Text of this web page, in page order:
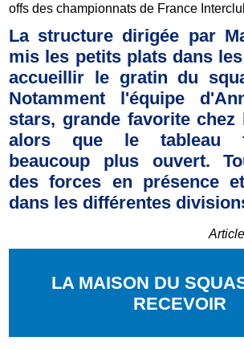
offs des championnats de France
La structure dirigée par
mis les petits plats dans
accueillir le gratin du
Notamment l'équipe
stars, grande favorite chez
alors que le tableau
beaucoup plus ouvert.
des forces en présence
dans les différentes
LA MAISON DU
RECEVOIR